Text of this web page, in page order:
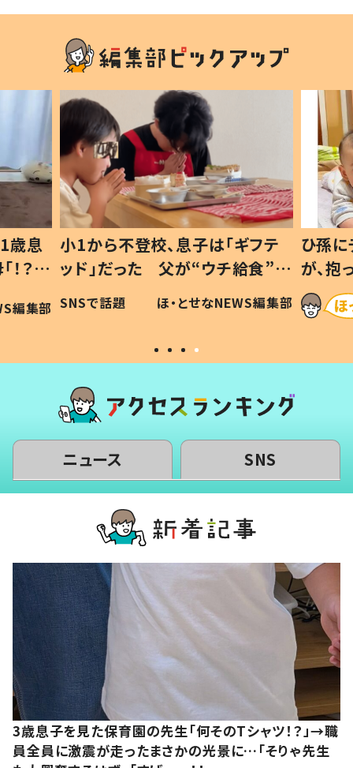
歳息
？」
編集部
小1から不登校、息子は「ギフテ
ッド」だった 父が“ウチ給食”を
作り続ける理由とは #令和の親
#令和の子
SNSで話題 ほ・とせなNEWS編集部
ひ孫
が、
「涙が
い」
ニュース SNS
3歳息子を見た保育園の先生「何そのTシャツ！？」→職
員全員に激震が走ったまさかの光景に…「そりゃ先生